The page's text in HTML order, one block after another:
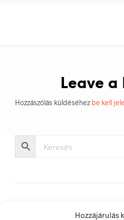
Hozzájárulás
Leave a
Hozzászólás küldéséhez be kell
LEGUTÓBBI BEJEGYZÉSEK